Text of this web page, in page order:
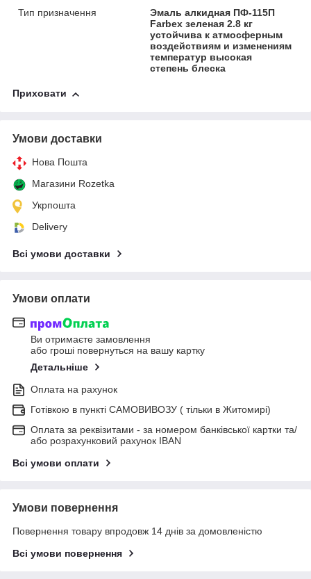
Тип призначення
Эмаль алкидная ПФ-115П
Farbex зеленая 2.8 кг
устойчива к атмосферным
воздействиям и изменениям
температур высокая
степень блеска
Приховати
Умови доставки
Нова Пошта
Магазини Rozetka
Укрпошта
Delivery
Всі умови доставки
Умови оплати
Ви отримаєте замовлення
або гроші повернуться на вашу картку
Детальніше
Оплата на рахунок
Готівкою в пункті САМОВИВОЗУ ( тільки в Житомирі)
Оплата за реквізитами - за номером банківської картки та/
або розрахунковий рахунок IBAN
Всі умови оплати
Умови повернення
Повернення товару впродовж 14 днів за домовленістю
Всі умови повернення